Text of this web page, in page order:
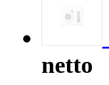
netto